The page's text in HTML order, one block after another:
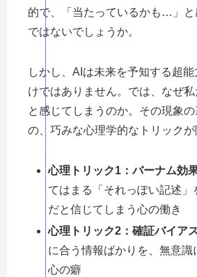
的で、「当たっているかも…」
ではないでしょうか。
しかし、AIは未来を予知する超
けではありません。では、なぜ私
と感じてしまうのか。その現象
の、巧みな心理学的なトリックが
心理トリック1：バーナム効
てはまる「それっぽい記述」
だと信じてしまう心の働き
心理トリック2：確証バイア
に合う情報ばかりを、無意識
心の癖